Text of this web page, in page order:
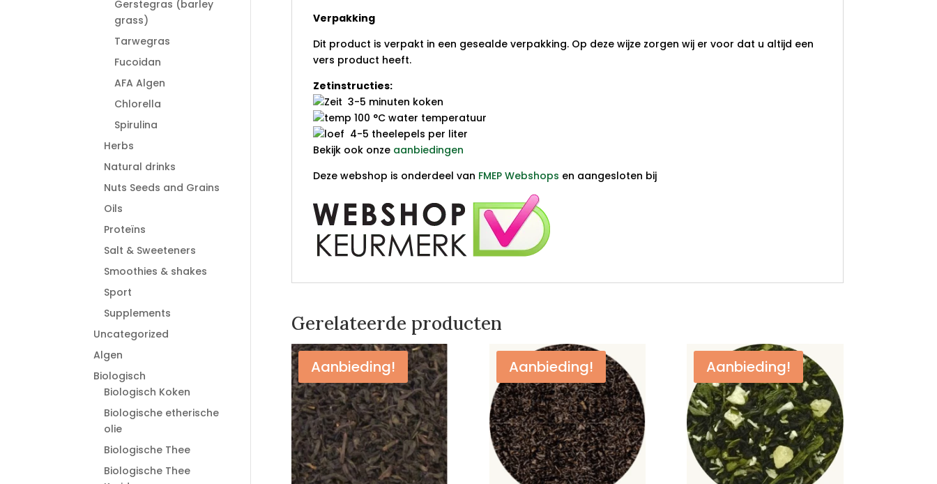
Verpakking
Dit product is verpakt in een gesealde verpakking. Op deze wijze zorgen wij er voor dat u altijd een
vers product heeft.
Zetinstructies:
3-5 minuten koken
100 °C water temperatuur
4-5 theelepels per liter
Bekijk ook onze aanbiedingen
Deze webshop is onderdeel van FMEP Webshops en aangesloten bij
Gerelateerde producten
Aanbieding! Aanbieding! Aanbieding!
Gerstegras (barley
grass)
Tarwegras
Fucoidan
AFA Algen
Chlorella
Spirulina
Herbs
Natural drinks
Nuts Seeds and Grains
Oils
Proteïns
Salt & Sweeteners
Smoothies & shakes
Sport
Supplements
Uncategorized
Algen
Biologisch
Biologisch Koken
Biologische etherische
olie
Biologische Thee
Biologische Thee